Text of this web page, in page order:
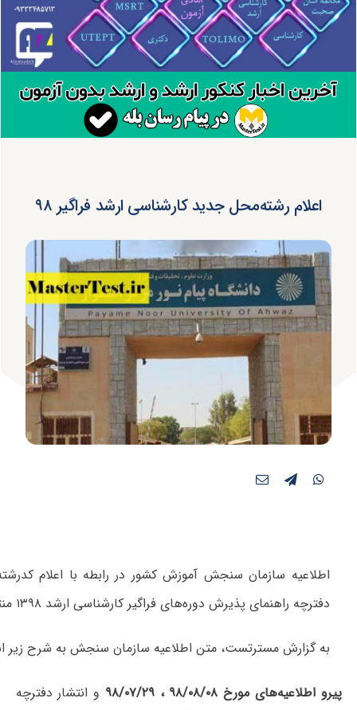
اعلام رشته‌محل‌ جدید کارشناسی ارشد فراگیر ۹۸
اطلاعیه سازمان سنجش آموزش کشور در رابطه با اعلام
دفترچه راهنمای پذیرش دوره‌های فراگیر کارشناسی ارشد ۱۳۹۸ منتشر شد.
به گزارش مسترتست، متن اطلاعیه سازمان سنجش به شرح زیر
پیرو اطلاعیه‌های مورخ ۹۸/۰۸/۰۸ ، ۹۸/۰۷/۲۹
و انتشار دفترچه